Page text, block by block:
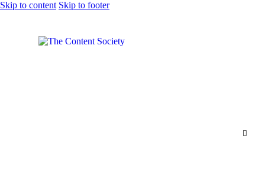
Skip to content Skip to footer